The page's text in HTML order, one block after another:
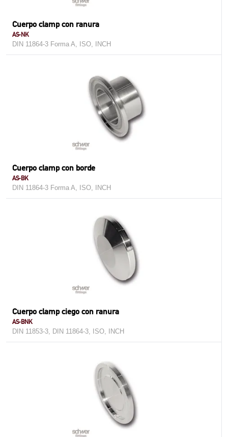
Cuerpo clamp con ranura
AS-NK
DIN 11864-3 Forma A, ISO, INCH
Cuerpo clamp con borde
AS-BK
DIN 11864-3 Forma A, ISO, INCH
Cuerpo clamp ciego con ranura
AS-BNK
DIN 11853-3, DIN 11864-3, ISO, INCH